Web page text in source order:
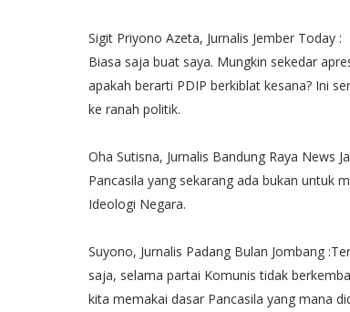
Sigit Priyono Azeta, Jurnalis Jember Today :
Biasa saja buat saya. Mungkin sekedar
apakah berarti PDIP berkiblat kesana? Ini
ke ranah politik.
Oha Sutisna, Jurnalis Bandung Raya News
Pancasila yang sekarang ada bukan untuk
Ideologi Negara.
Suyono, Jurnalis Padang Bulan Jombang
saja, selama partai Komunis tidak
kita memakai dasar Pancasila yang mana